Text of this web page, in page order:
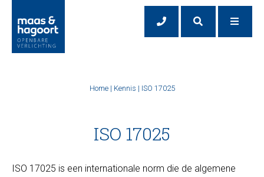
Home| Kennis | ISO 17025
ISO 17025
ISO 17025 is een internationale norm die de algemene